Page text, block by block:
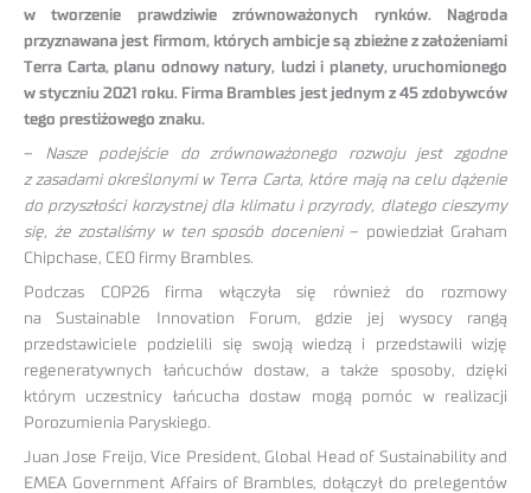
w tworzenie prawdziwie zrównoważonych rynków. Nagroda
przyznawana jest firmom, których ambicje są zbieżne z założeniami
Terra Carta, planu odnowy natury, ludzi i planety, uruchomionego
w styczniu 2021 roku. Firma Brambles jest jednym z 45 zdobywców
tego prestiżowego znaku.
–
Nasze podejście do zrównoważonego rozwoju jest zgodne
z zasadami określonymi w Terra Carta, które mają na celu dążenie
do przyszłości korzystnej dla klimatu i przyrody, dlatego cieszymy
się, że zostaliśmy w ten sposób docenieni– powiedział Graham
Chipchase, CEO firmy Brambles.
Podczas COP26 firma włączyła się również do rozmowy
na Sustainable Innovation Forum, gdzie jej wysocy rangą
przedstawiciele podzielili się swoją wiedzą i przedstawili wizję
regeneratywnych łańcuchów dostaw, a także sposoby, dzięki
którym uczestnicy łańcucha dostaw mogą pomóc w realizacji
Porozumienia Paryskiego.
Juan Jose Freijo, Vice President, Global Head of Sustainability and
EMEA Government Affairs of Brambles, dołączył do prelegentów